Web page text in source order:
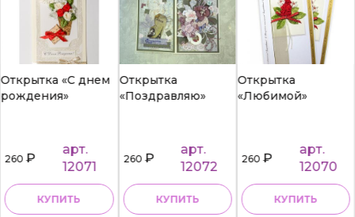
Открытка «С днем
рождения»
260₽
арт.
12071
КУПИТЬ
Открытка
«Поздравляю»
260₽
арт.
12072
КУПИТЬ
Открытка
«Любимой»
260₽
арт.
12070
КУПИТЬ